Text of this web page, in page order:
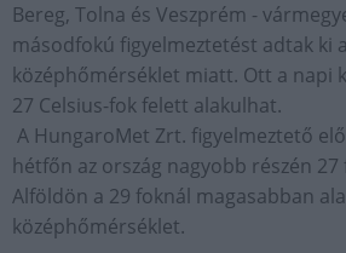
Bereg, Tolna és Veszprém -
másodfokú figyelmeztetést adtak ki
középhőmérséklet miatt. Ott a napi
27 Celsius-fok felett alakulhat.
A HungaroMet Zrt. figyelmeztető
hétfőn az ország nagyobb részén
Alföldön a 29 foknál magasabban
középhőmérséklet.